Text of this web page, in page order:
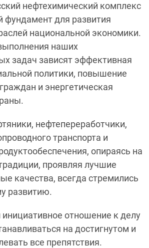
нефтехимический комплекс
фундамент для развития
национальной экономики.
наших
задач зависят эффективная
политики, повышение
и энергетическая
нефтепереработчики,
транспорта и
опираясь на
проявляя лучшие
качества, всегда стремились
развитию.
инициативное отношение к делу
на достигнутом и
все препятствия.